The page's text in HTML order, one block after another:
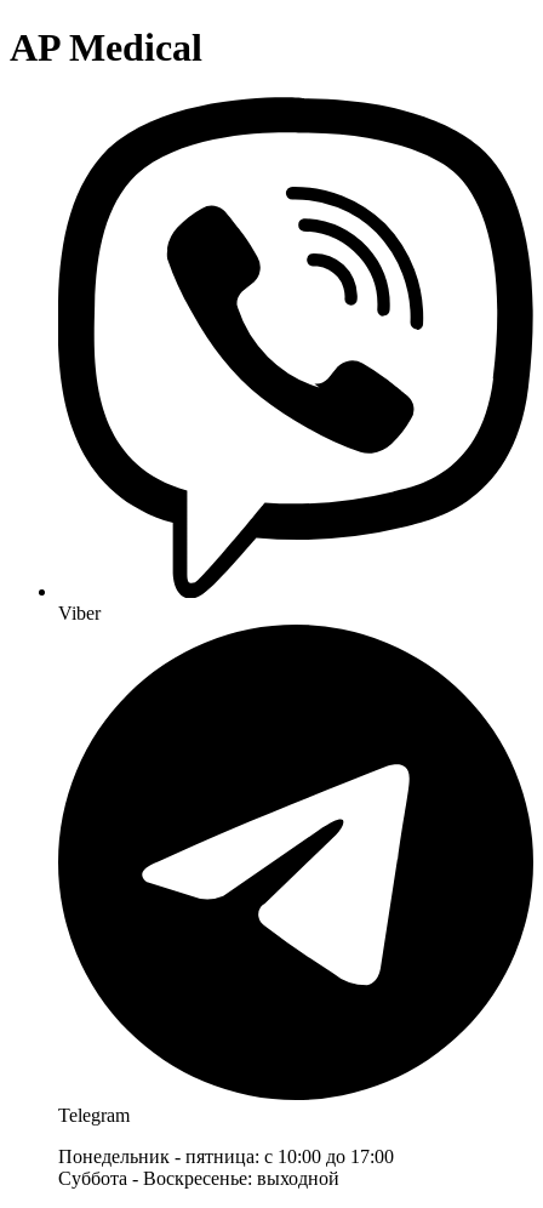
AP Medical
Viber
Telegram
Понедельник - пятница: с 10:00 до 17:00
Суббота - Воскресенье: выходной